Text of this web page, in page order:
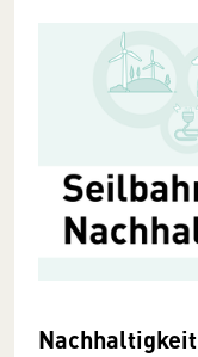
Nachhaltigkeit